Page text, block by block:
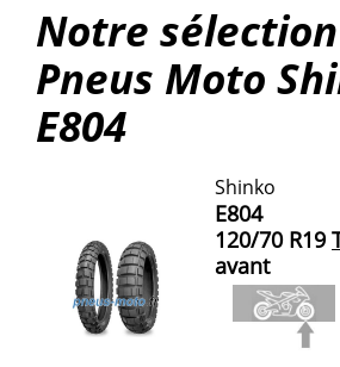
Notre
Pneus Moto
E804
Shinko
E804
120/70 R19
avant